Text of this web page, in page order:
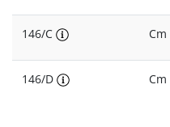
146/C Cm
146/D Cm